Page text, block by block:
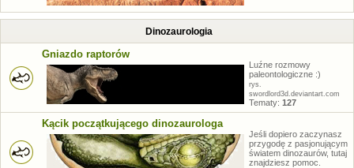
Dinozaurologia
Gniazdo raptorów
Luźne rozmowy
paleontologiczne :)
rys.
swordlord3d.deviantart.com
Tematy: 127
Kącik początkującego dinozaurologa
Jeśli dopiero zaczynasz
przygodę z pasjonującym
światem dinozaurów, tutaj
znajdziesz pomoc.